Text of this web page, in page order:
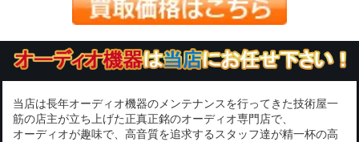
当店は長年オーディオ機器のメンテナンスを行ってきた技術屋一
筋の店主が立ち上げた正真正銘のオーディオ専門店で、
オーディオが趣味で、高音質を追求するスタッフ達が精一杯の高